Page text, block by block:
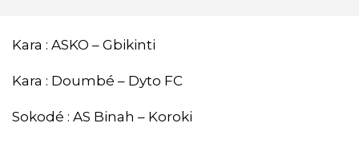
Kara : ASKO – Gbikinti
Kara : Doumbé – Dyto FC
Sokodé : AS Binah – Koroki